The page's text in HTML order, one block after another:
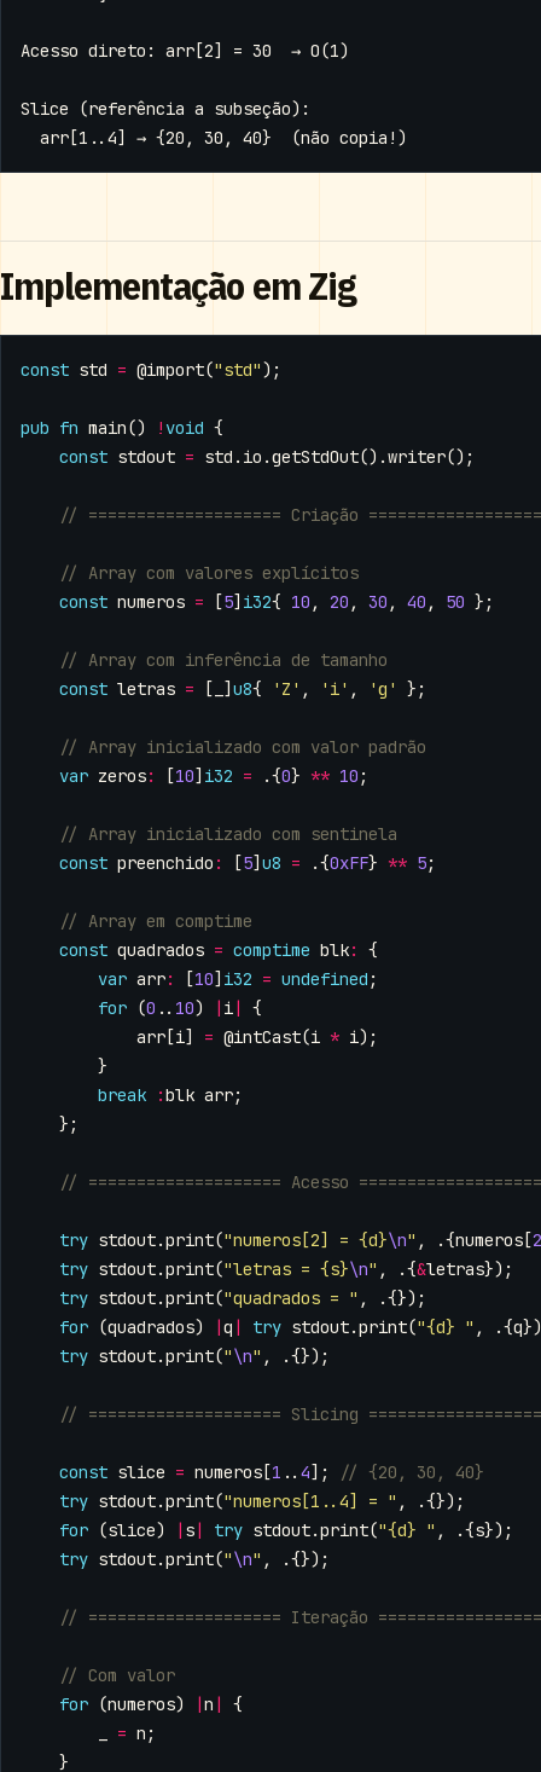
Implementação em Zig
const std = @import("std");
pub fn main() ! void {
const stdout = std . io .getStdOut().writer();
const numeros = [5] i32{ 10 , 20 , 30 , 40 , 50 };
const letras = [ ] u8{ 'Z' , 'i' , 'g' };
var zeros: [10] i32 = .{0} ** 10 ;
const preenchido : [5] u8 = .{0xFF} ** 5;
const quadrados = comptime blk:
{
var arr: [10] i32 = undefined ;
for (0 .. 10) | i|
{
arr [i] = @intCast(i * i);
}
break
:blk arr;
};
try stdout.print("numeros[2] = {d}\n" , .{numeros [2
try stdout.print("letras = {s}\n" , .{&letras});
try stdout.print("quadrados = " ,
.{});
for (quadrados) |q | try stdout.print("{d} " , .{q
try stdout.print("\n" , .{});
const slice = numeros [1 .. 4];
try stdout.print("numeros[1..4] = " ,
.{});
for (slice) | s| try stdout.print("{d} " , .{s});
try stdout.print("\n" , .{});
for (numeros) |n |
{
= n ;
}